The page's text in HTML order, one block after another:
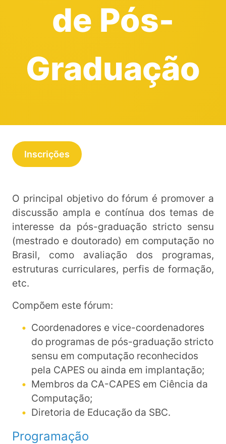
de Pós-
Graduação
Inscrições
O principal objetivo do fórum é promover a
discussão ampla e contínua dos temas de
interesse da pós-graduação stricto sensu
(mestrado e doutorado) em computação no
Brasil, como avaliação dos programas,
estruturas curriculares, perfis de formação,
etc.
Compõem este fórum:
Coordenadores e vice-coordenadores
do programas de pós-graduação stricto
sensu em computação reconhecidos
pela CAPES ou ainda em implantação;
Membros da CA-CAPES em Ciência da
Computação;
Diretoria de Educação da SBC.
Programação